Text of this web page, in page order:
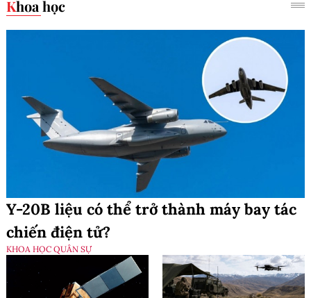
Khoa học
Y-20B liệu có thể trở thành máy bay tác
chiến điện tử?
KHOA HỌC QUÂN SỰ